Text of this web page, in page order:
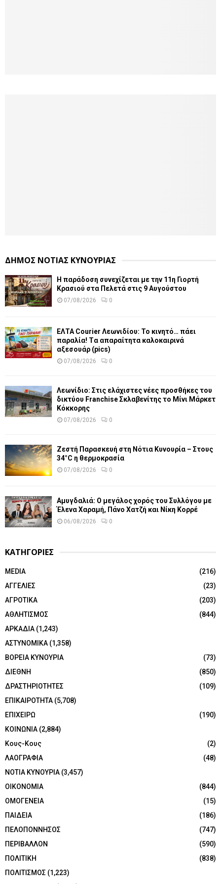
ΔΗΜΟΣ ΝΟΤΙΑΣ ΚΥΝΟΥΡΙΑΣ
Η παράδοση συνεχίζεται με την 11η Γιορτή
Κρασιού στα Πελετά στις 9 Αυγούστου
07/08/2026 0
ΕΛΤΑ Courier Λεωνιδίου: Το κινητό… πάει
παραλία! Tα απαραίτητα καλοκαιρινά
αξεσουάρ (pics)
07/08/2026 0
Λεωνίδιο: Στις ελάχιστες νέες προσθήκες του
δικτύου Franchise Σκλαβενίτης το Μίνι Μάρκετ
Κόκκορης
07/08/2026 0
Ζεστή Παρασκευή στη Νότια Κυνουρία – Στους
34°C η θερμοκρασία
07/08/2026 0
Αμυγδαλιά: Ο μεγάλος χορός του Συλλόγου με
Έλενα Χαραμή, Πάνο Χατζή και Νίκη Κορρέ
06/08/2026 0
ΚΑΤΗΓΟΡΙΕΣ
MEDIA
(216)
ΑΓΓΕΛΙΕΣ
(23)
ΑΓΡΟΤΙΚΑ
(203)
ΑΘΛΗΤΙΣΜΟΣ
(844)
ΑΡΚΑΔΙΑ (1,243)
ΑΣΤΥΝΟΜΙΚΑ (1,358)
ΒΟΡΕΙΑ ΚΥΝΟΥΡΙΑ
(73)
ΔΙΕΘΝΗ
(850)
ΔΡΑΣΤΗΡΙΟΤΗΤΕΣ
(109)
ΕΠΙΚΑΙΡΟΤΗΤΑ (5,708)
ΕΠΙΧΕΙΡΩ
(190)
ΚΟΙΝΩΝΙΑ (2,884)
Κους-Κους
(2)
ΛΑΟΓΡΑΦΙΑ
(48)
ΝΟΤΙΑ ΚΥΝΟΥΡΙΑ (3,457)
ΟΙΚΟΝΟΜΙΑ
(844)
ΟΜΟΓΕΝΕΙΑ
(15)
ΠΑΙΔΕΙΑ
(186)
ΠΕΛΟΠΟΝΝΗΣΟΣ
(747)
ΠΕΡΙΒΑΛΛΟΝ
(590)
ΠΟΛΙΤΙΚΗ
(838)
ΠΟΛΙΤΙΣΜΟΣ (1,223)